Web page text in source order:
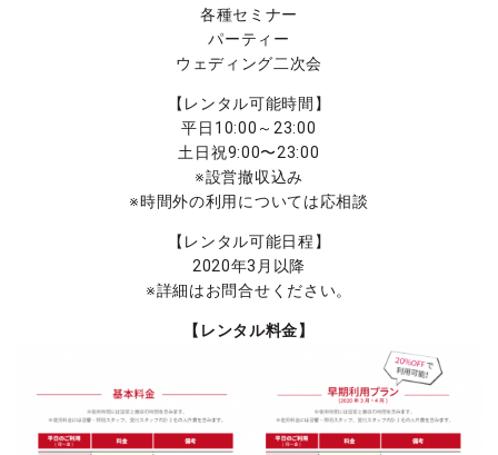
各種セミナー
パーティー
ウェディング二次会
【レンタル可能時間】
平日10:00～23:00
土日祝9:00〜23:00
※設営撤収込み
※時間外の利用については応相談
【レンタル可能日程】
2020年3月以降
※詳細はお問合せください。
【レンタル料金】